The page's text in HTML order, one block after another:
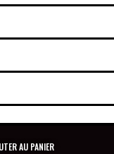
AU PANIER